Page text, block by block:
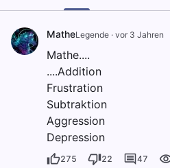
MatheLegende · vor 3 Jahren
Mathe....
....Addition
Frustration
Subtraktion
Aggression
Depression
275 22 47